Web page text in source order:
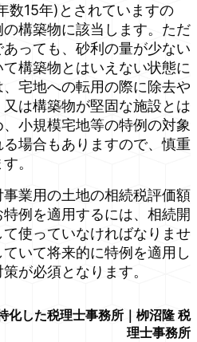
数15年)とされていますの
構築物に該当します。ただ
っても、砂利の量が少ない
構築物とはいえない状態に
宅地への転用の際に除去や
は構築物が堅固な施設とは
小規模宅地等の特例の対象
場合もありますので、慎重
。
業用の土地の相続税評価額
例を適用するには、相続開
使っていなければなりませ
いて将来的に特例を適用し
が必須となります。
した税理士事務所｜栁沼隆 税
理士事務所